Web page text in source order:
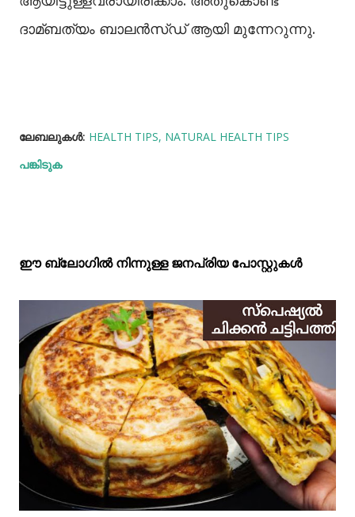
ദാമ്ബത്യം ബാലന്‍സ്ഡ് ആയി മുന്നേറുന്നു.
ലേബലുകള്‍: HEALTH TIPS NATURAL HEALTH TIPS
പങ്കിടുക
ഈ ബ്ലോഗിൽ നിന്നുള്ള ജനപ്രിയ പോസ്റ്റുകള്‍‌